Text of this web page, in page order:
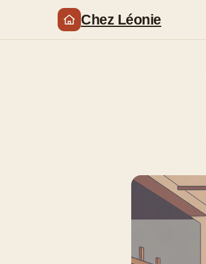
Chez Léonie